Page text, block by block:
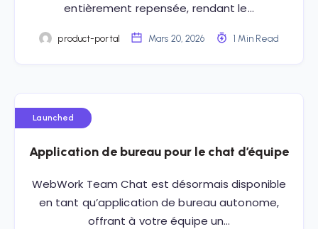
entièrement repensée, rendant le…
product-portal Mars 20, 2026 1 Min Read
Launched
Application de bureau pour le chat d’équipe
WebWork Team Chat est désormais disponible
en tant qu’application de bureau autonome,
offrant à votre équipe un…